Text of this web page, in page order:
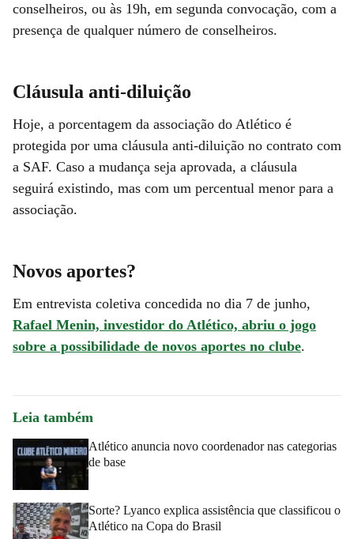
conselheiros, ou às 19h, em segunda convocação, com a
presença de qualquer número de conselheiros.
Cláusula anti-diluição
Hoje, a porcentagem da associação do Atlético é
protegida por uma cláusula anti-diluição no contrato com
a SAF. Caso a mudança seja aprovada, a cláusula
seguirá existindo, mas com um percentual menor para a
associação.
Novos aportes?
Em entrevista coletiva concedida no dia 7 de junho,
Rafael Menin, investidor do Atlético, abriu o jogo
sobre a possibilidade de novos aportes no clube.
Leia também
Atlético anuncia novo coordenador nas categorias
de base
Sorte? Lyanco explica assistência que classificou o
Atlético na Copa do Brasil